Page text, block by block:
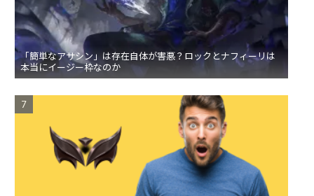
「簡単なアサシン」は存在自体が害悪？ロックとナフィーリは
本当にイージー枠なのか